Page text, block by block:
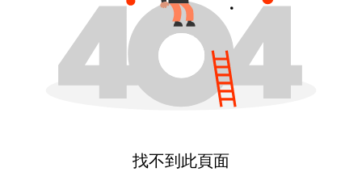
找不到此頁面